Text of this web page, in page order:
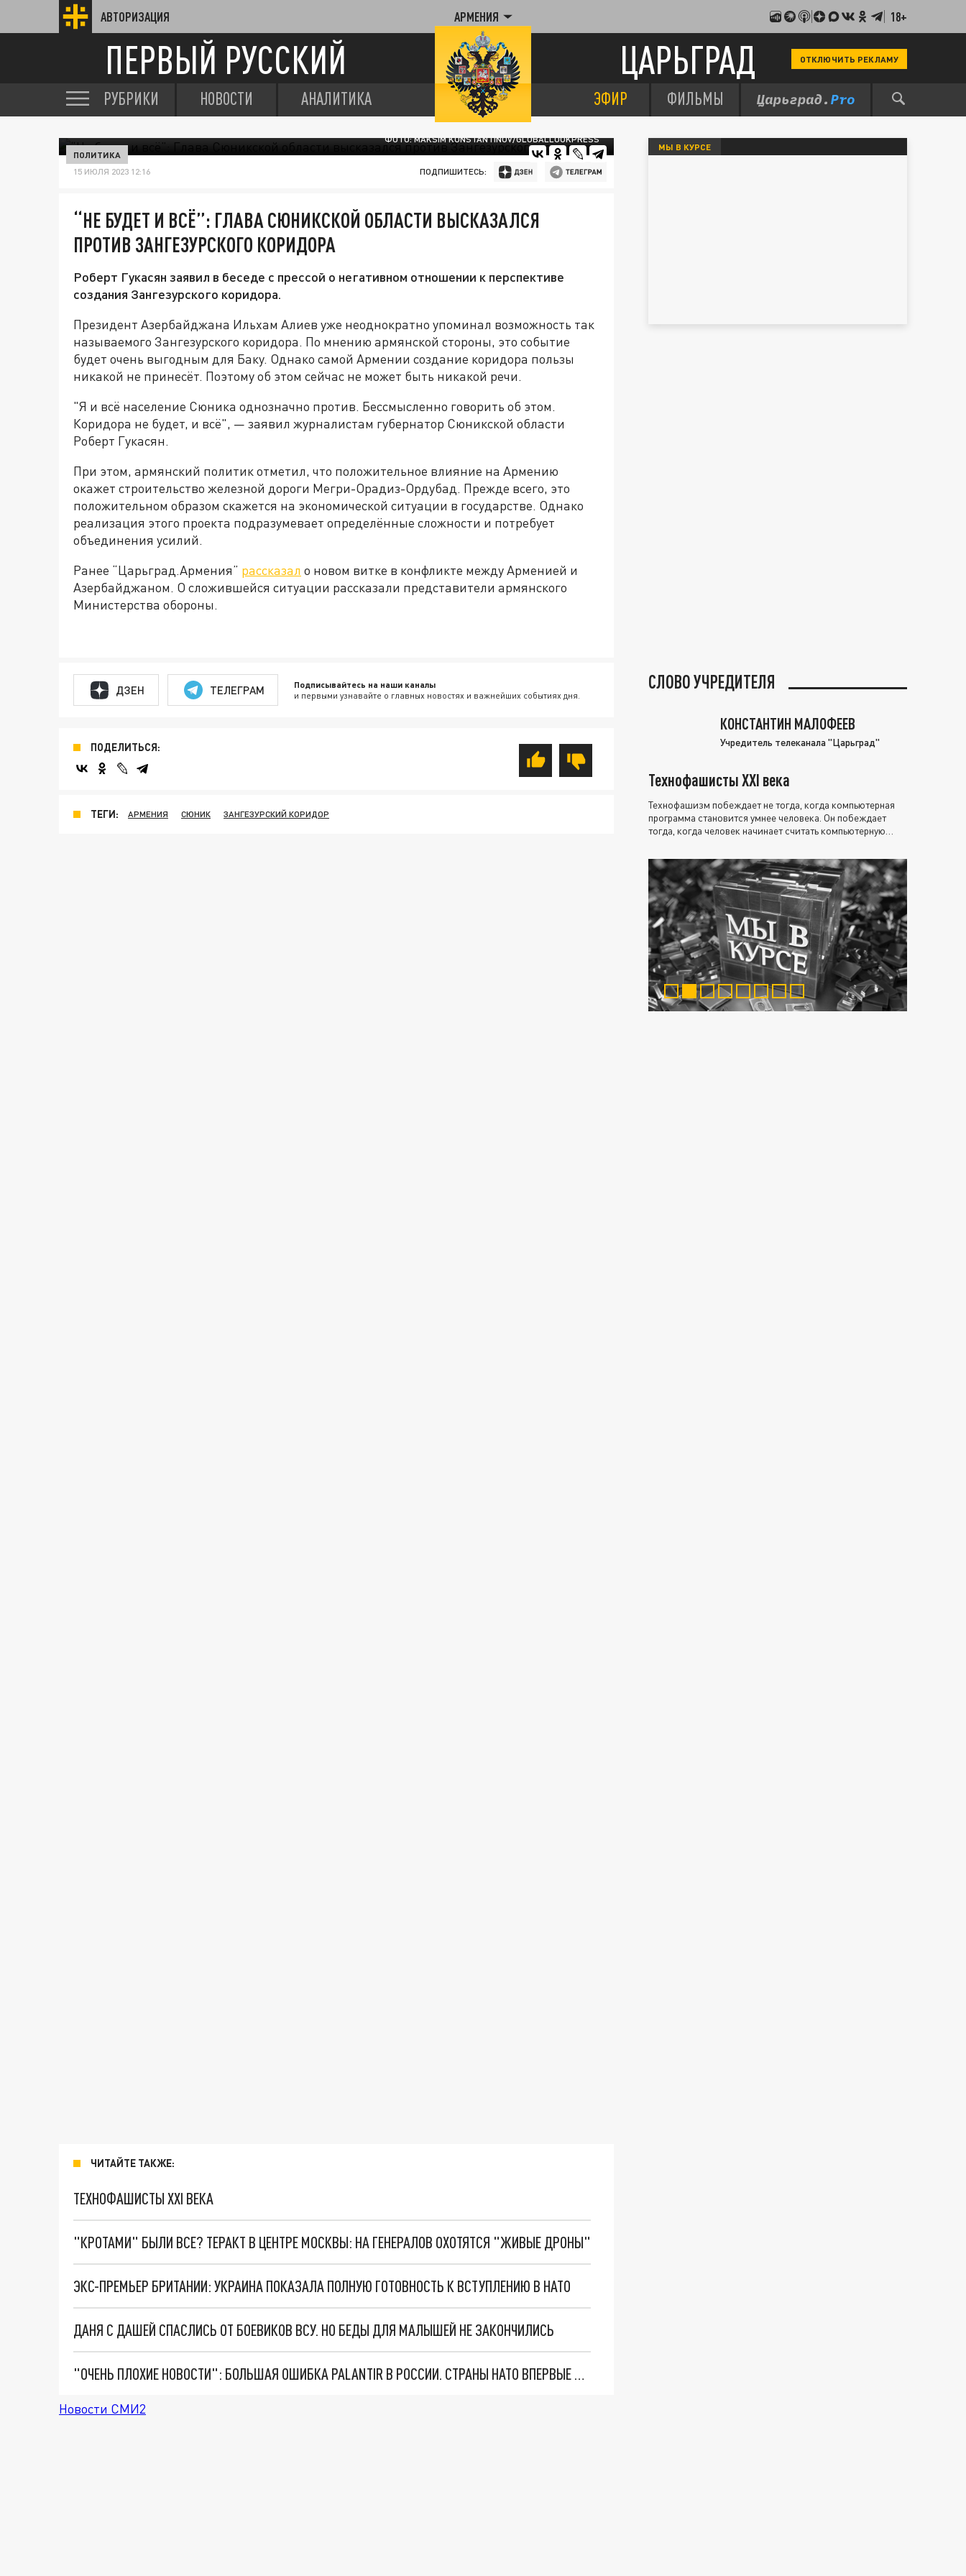
АВТОРИЗАЦИЯ АРМЕНИЯ 18+
ПЕРВЫЙ РУССКИЙ ЦАРЬГРАД ОТКЛЮЧИТЬ РЕКЛАМУ
РУБРИКИ НОВОСТИ АНАЛИТИКА ЭФИР ФИЛЬМЫ
ФОТО: MAKSIM KONSTANTINOV/GLOBALLOOKPRESS
ПОЛИТИКА
15 ИЮЛЯ 2023 12:16 ПОДПИШИТЕСЬ:
“НЕ БУДЕТ И ВСЁ”: ГЛАВА СЮНИКСКОЙ ОБЛАСТИ ВЫСКАЗАЛСЯ
ПРОТИВ ЗАНГЕЗУРСКОГО КОРИДОРА
Роберт Гукасян заявил в беседе с прессой о негативном отношении к перспективе
создания Зангезурского коридора.
Президент Азербайджана Ильхам Алиев уже неоднократно упоминал возможность так
называемого Зангезурского коридора. По мнению армянской стороны, это событие
будет очень выгодным для Баку. Однако самой Армении создание коридора пользы
никакой не принесёт. Поэтому об этом сейчас не может быть никакой речи.
"Я и всё население Сюника однозначно против. Бессмысленно говорить об этом.
Коридора не будет, и всё", — заявил журналистам губернатор Сюникской области
Роберт Гукасян.
При этом, армянский политик отметил, что положительное влияние на Армению
окажет строительство железной дороги Мегри-Орадиз-Ордубад. Прежде всего, это
положительном образом скажется на экономической ситуации в государстве. Однако
реализация этого проекта подразумевает определённые сложности и потребует
объединения усилий.
Ранее “Царьград.Армения” рассказал о новом витке в конфликте между Арменией и
Азербайджаном. О сложившейся ситуации рассказали представители армянского
Министерства обороны.
ДЗЕН ТЕЛЕГРАМ Подписывайтесь на наши каналы
и первыми узнавайте о главных новостях и важнейших событиях дня.
ПОДЕЛИТЬСЯ:
ТЕГИ: АРМЕНИЯ СЮНИК ЗАНГЕЗУРСКИЙ КОРИДОР
ЧИТАЙТЕ ТАКЖЕ:
ТЕХНОФАШИСТЫ XXI ВЕКА
"КРОТАМИ" БЫЛИ ВСЕ? ТЕРАКТ В ЦЕНТРЕ МОСКВЫ: НА ГЕНЕРАЛОВ ОХОТЯТСЯ "ЖИВЫЕ ДРОНЫ"
ЭКС-ПРЕМЬЕР БРИТАНИИ: УКРАИНА ПОКАЗАЛА ПОЛНУЮ ГОТОВНОСТЬ К ВСТУПЛЕНИЮ В НАТО
ДАНЯ С ДАШЕЙ СПАСЛИСЬ ОТ БОЕВИКОВ ВСУ. НО БЕДЫ ДЛЯ МАЛЫШЕЙ НЕ ЗАКОНЧИЛИСЬ
"ОЧЕНЬ ПЛОХИЕ НОВОСТИ": БОЛЬШАЯ ОШИБКА PALANTIR В РОССИИ. СТРАНЫ НАТО ВПЕРВЫЕ ЗА СВО ОСТАНОВИЛИ ПОСТАВКИ ОРУЖИЯ. ВСУ ТЕРЯЮТ ПРИГРАНИЧЬЕ?
Новости СМИ2
МЫ В КУРСЕ
СЛОВО УЧРЕДИТЕЛЯ
КОНСТАНТИН МАЛОФЕЕВ
Учредитель телеканала "Царьград"
Технофашисты XXI века
Технофашизм побеждает не тогда, когда компьютерная
программа становится умнее человека. Он побеждает
тогда, когда человек начинает считать компьютерную